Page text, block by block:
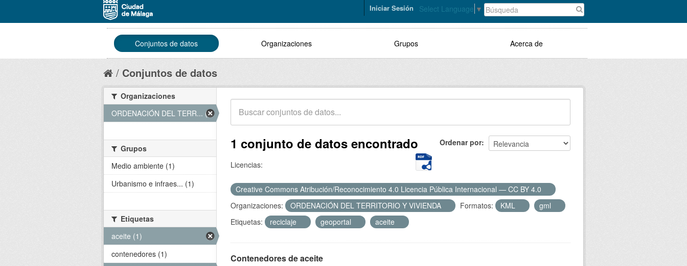
Select Language ▼
Iniciar Sesión
Conjuntos de datos Organizaciones Grupos Acerca de
Conjuntos de datos
Ordenar por
1 conjunto de datos encontrado
Licencias:
Creative Commons Atribución/Reconocimiento 4.0 Licencia Pública Internacional — CC BY 4.0
Organizaciones:
ORDENACIÓN DEL TERRITORIO Y VIVIENDA Formatos: KML
gml
Etiquetas:
reciclaje geoportal aceite
Contenedores de aceite
Organizaciones
ORDENACIÓN DEL TERR... (1)
Grupos
Medio ambiente (1)
Urbanismo e infraes... (1)
Etiquetas
aceite (1)
contenedores (1)